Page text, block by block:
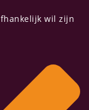
wil zijn